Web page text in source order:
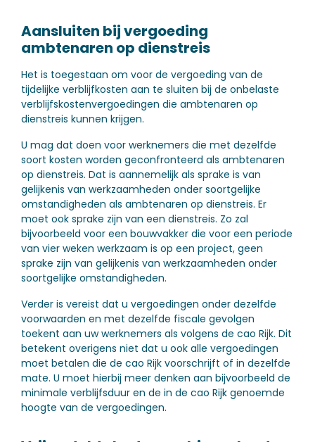
Aansluiten bij vergoeding
ambtenaren op dienstreis
Het is toegestaan om voor de vergoeding van de
tijdelijke verblijfkosten aan te sluiten bij de onbelaste
verblijfskostenvergoedingen die ambtenaren op
dienstreis kunnen krijgen.
U mag dat doen voor werknemers die met dezelfde
soort kosten worden geconfronteerd als ambtenaren
op dienstreis. Dat is aannemelijk als sprake is van
gelijkenis van werkzaamheden onder soortgelijke
omstandigheden als ambtenaren op dienstreis. Er
moet ook sprake zijn van een dienstreis. Zo zal
bijvoorbeeld voor een bouwvakker die voor een periode
van vier weken werkzaam is op een project, geen
sprake zijn van gelijkenis van werkzaamheden onder
soortgelijke omstandigheden.
Verder is vereist dat u vergoedingen onder dezelfde
voorwaarden en met dezelfde fiscale gevolgen
toekent aan uw werknemers als volgens de cao Rijk. Dit
betekent overigens niet dat u ook alle vergoedingen
moet betalen die de cao Rijk voorschrijft of in dezelfde
mate. U moet hierbij meer denken aan bijvoorbeeld de
minimale verblijfsduur en de in de cao Rijk genoemde
hoogte van de vergoedingen.